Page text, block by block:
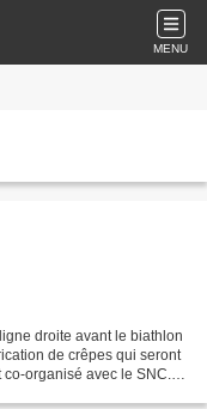
MENU
droite avant le biathlon
de crêpes qui seront
organisé avec le SNC.